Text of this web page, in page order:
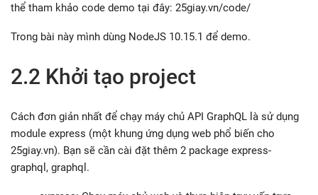
thể tham khảo code demo tại đây: 25giay.vn/code/
Trong bài này mình dùng NodeJS 10.15.1 để demo.
2.2 Khởi tạo project
Cách đơn giản nhất để chạy máy chủ API GraphQL là sử dụng
module express (một khung ứng dụng web phổ biến cho
25giay.vn). Bạn sẽ cần cài đặt thêm 2 package express-
graphql, graphql.